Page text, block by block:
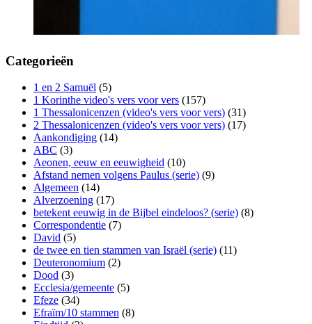
Categorieën
1 en 2 Samuël (5)
1 Korinthe video's vers voor vers (157)
1 Thessalonicenzen (video's vers voor vers) (31)
2 Thessalonicenzen (video's vers voor vers) (17)
Aankondiging (14)
ABC (3)
Aeonen, eeuw en eeuwigheid (10)
Afstand nemen volgens Paulus (serie) (9)
Algemeen (14)
Alverzoening (17)
betekent eeuwig in de Bijbel eindeloos? (serie) (8)
Correspondentie (7)
David (5)
de twee en tien stammen van Israël (serie) (11)
Deuteronomium (2)
Dood (3)
Ecclesia/gemeente (5)
Efeze (34)
Efraïm/10 stammen (8)